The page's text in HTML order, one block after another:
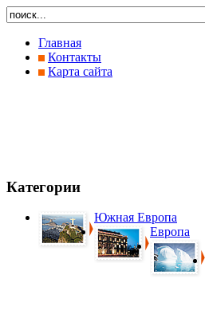
Главная
Контакты
Карта сайта
Категории
Южная Европа
Европа